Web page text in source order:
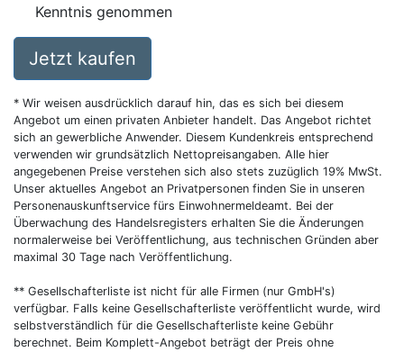
Kenntnis genommen
Jetzt kaufen
* Wir weisen ausdrücklich darauf hin, das es sich bei diesem
Angebot um einen privaten Anbieter handelt. Das Angebot richtet
sich an gewerbliche Anwender. Diesem Kundenkreis entsprechend
verwenden wir grundsätzlich Nettopreisangaben. Alle hier
angegebenen Preise verstehen sich also stets zuzüglich 19% MwSt.
Unser aktuelles Angebot an Privatpersonen finden Sie in unseren
Personenauskunftservice fürs Einwohnermeldeamt. Bei der
Überwachung des Handelsregisters erhalten Sie die Änderungen
normalerweise bei Veröffentlichung, aus technischen Gründen aber
maximal 30 Tage nach Veröffentlichung.
** Gesellschafterliste ist nicht für alle Firmen (nur GmbH's)
verfügbar. Falls keine Gesellschafterliste veröffentlicht wurde, wird
selbstverständlich für die Gesellschafterliste keine Gebühr
berechnet. Beim Komplett-Angebot beträgt der Preis ohne